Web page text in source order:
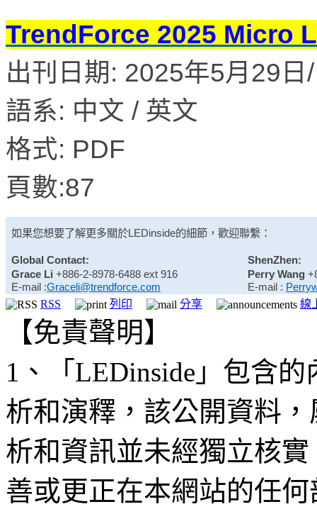
TrendForce 2025 Micro
出刊日期: 2025年5月29日
語系: 中文 / 英文
格式: PDF
頁數:87
如果您想要了解更多關於LEDinside的細節，歡迎聯繫：
Global Contact:
ShenZhen:
Grace Li +886-2-8978-6488 ext 916
E-mail :Graceli@trendforce.com
Perry Wang
E-mail :
RSS
列印 分享 線
【免責聲明】
1、「LEDinside」包含
析和演釋，該公開資料
析和資訊並未經獨立核
善或更正在本網站的任